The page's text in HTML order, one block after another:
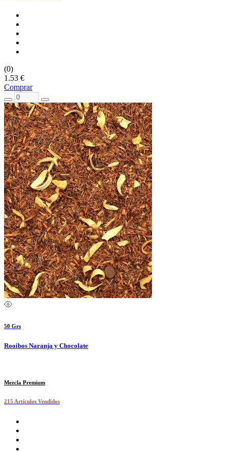
(0)
1.53 €
Comprar
50 Grs
Rooibos Naranja y Chocolate
Mezcla Premium
215 Artículos Vendidos